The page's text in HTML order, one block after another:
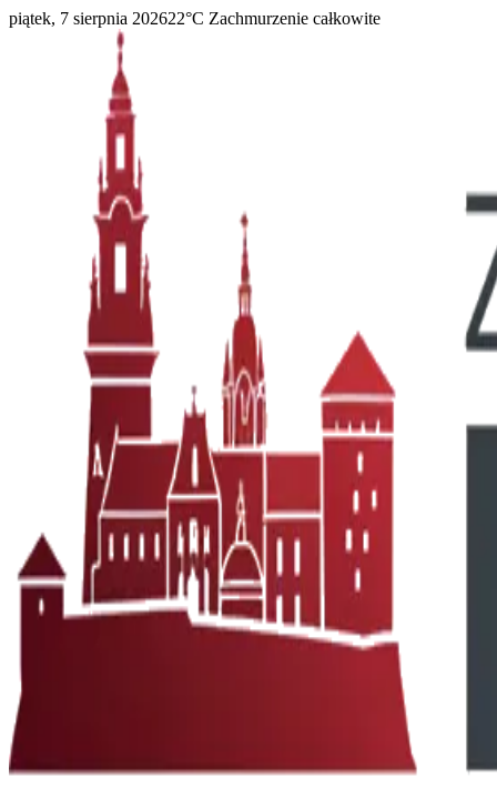
piątek, 7 sierpnia 202622°C Zachmurzenie całkowite